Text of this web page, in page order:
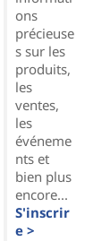
ons
précieuse
s sur les
produits,
les
ventes,
les
événeme
nts et
bien plus
encore...
S'inscrir
e >